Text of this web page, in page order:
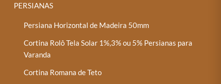
PERSIANAS
Persiana Horizontal de Madeira 50mm
Cortina Rolô Tela Solar 1%,3% ou 5% Persianas para
Varanda
Cortina Romana de Teto